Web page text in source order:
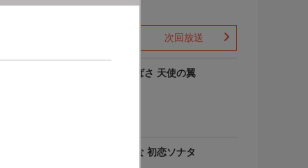
次回放送
羽川つばさ 天使の翼
秋田そな 初恋ソナタ